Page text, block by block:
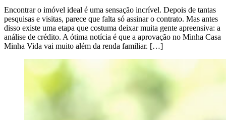
Encontrar o imóvel ideal é uma sensação incrível. Depois de tantas
pesquisas e visitas, parece que falta só assinar o contrato. Mas antes
disso existe uma etapa que costuma deixar muita gente apreensiva: a
análise de crédito. A ótima notícia é que a aprovação no Minha Casa
Minha Vida vai muito além da renda familiar. […]